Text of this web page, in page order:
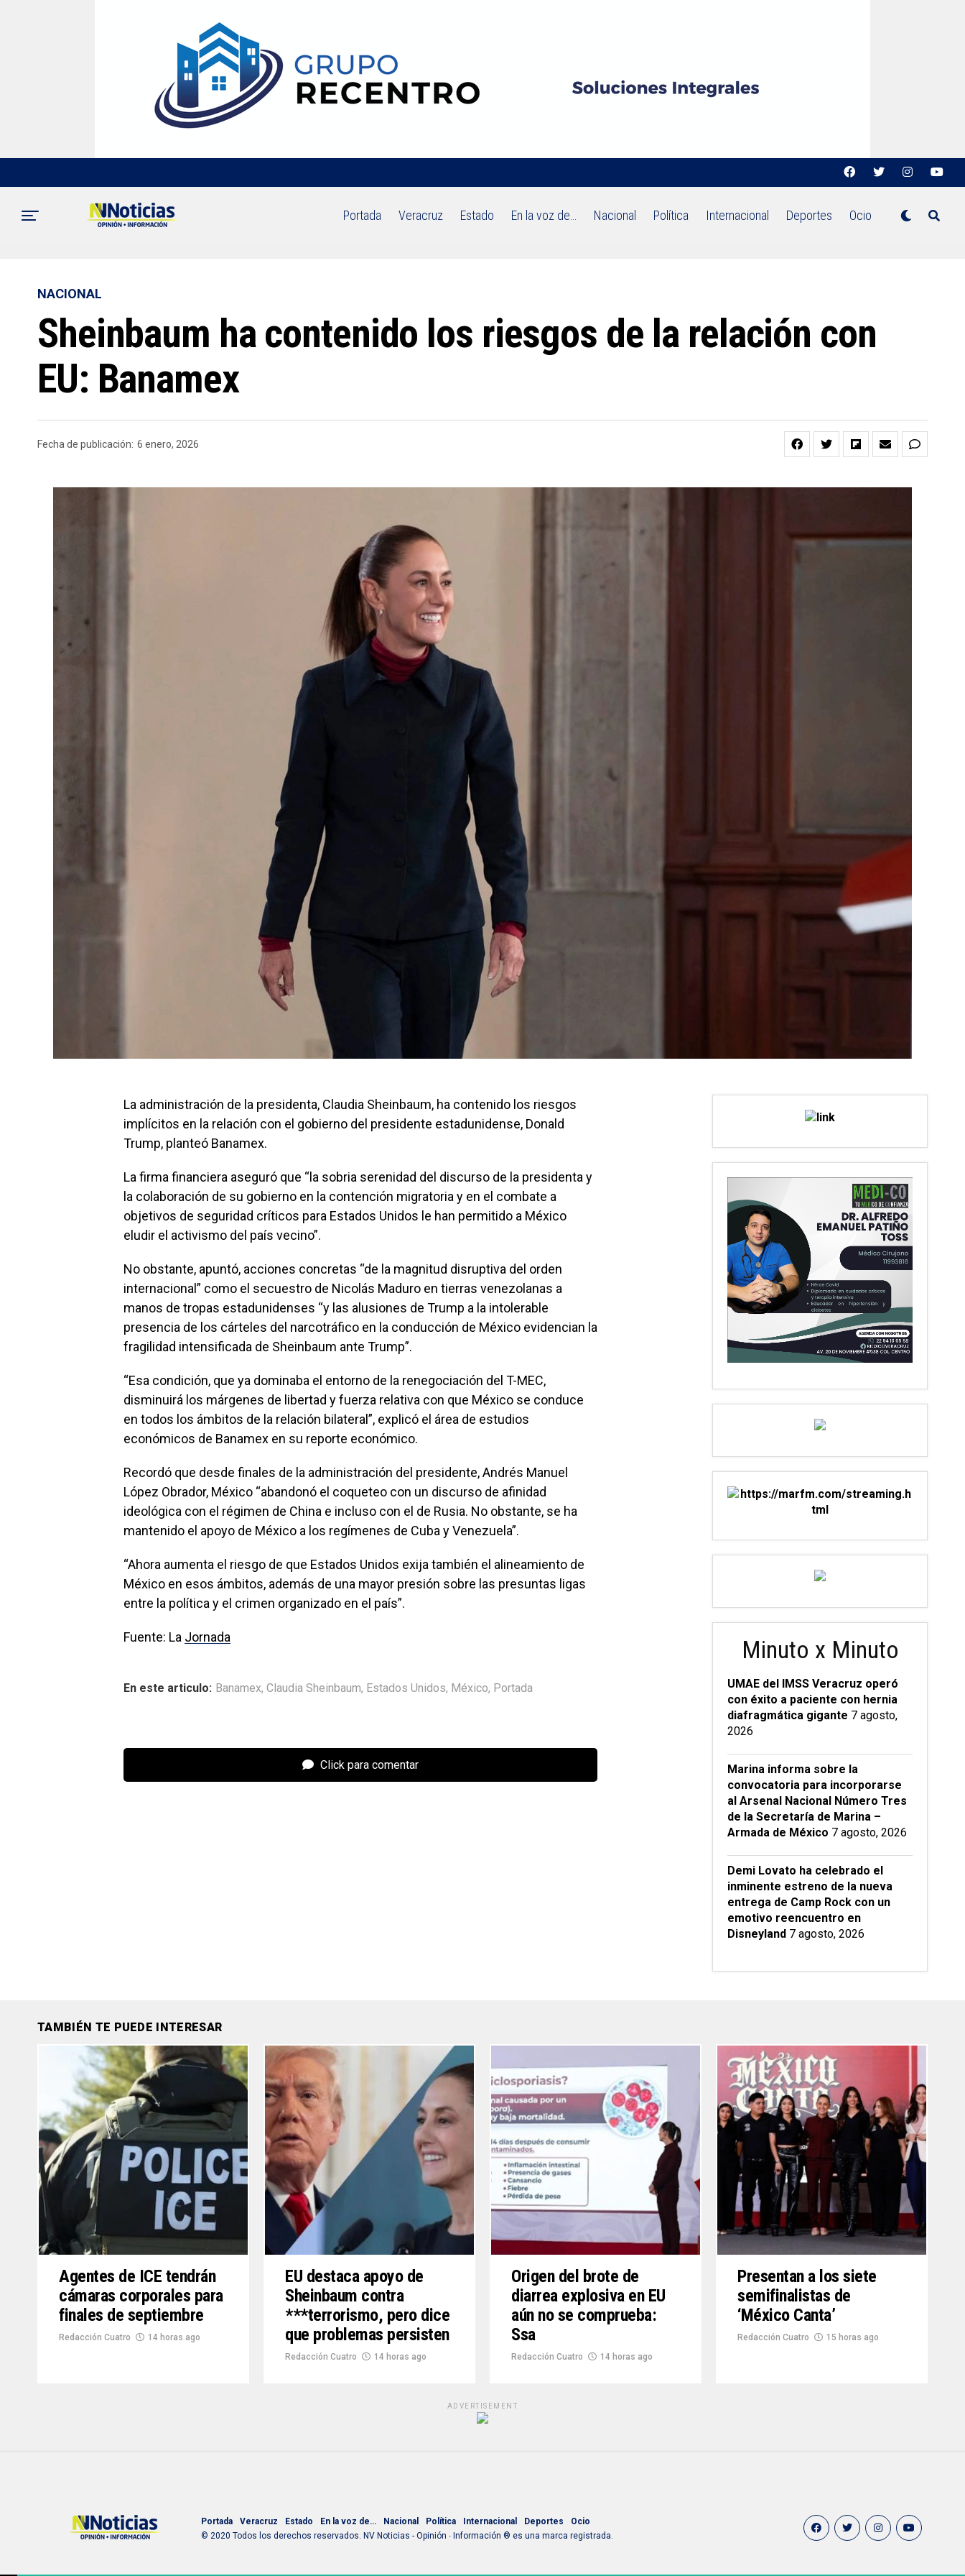
Portada Veracruz Estado En la voz de… Nacional Política Internacional Deportes Ocio
NACIONAL
Sheinbaum ha contenido los riesgos de la relación con
EU: Banamex
Fecha de publicación: 6 enero, 2026
La administración de la presidenta, Claudia Sheinbaum, ha contenido los riesgos
implícitos en la relación con el gobierno del presidente estadunidense, Donald
Trump, planteó Banamex.
La firma financiera aseguró que “la sobria serenidad del discurso de la presidenta y
la colaboración de su gobierno en la contención migratoria y en el combate a
objetivos de seguridad críticos para Estados Unidos le han permitido a México
eludir el activismo del país vecino”.
No obstante, apuntó, acciones concretas “de la magnitud disruptiva del orden
internacional” como el secuestro de Nicolás Maduro en tierras venezolanas a
manos de tropas estadunidenses “y las alusiones de Trump a la intolerable
presencia de los cárteles del narcotráfico en la conducción de México evidencian la
fragilidad intensificada de Sheinbaum ante Trump”.
“Esa condición, que ya dominaba el entorno de la renegociación del T-MEC,
disminuirá los márgenes de libertad y fuerza relativa con que México se conduce
en todos los ámbitos de la relación bilateral”, explicó el área de estudios
económicos de Banamex en su reporte económico.
Recordó que desde finales de la administración del presidente, Andrés Manuel
López Obrador, México “abandonó el coqueteo con un discurso de afinidad
ideológica con el régimen de China e incluso con el de Rusia. No obstante, se ha
mantenido el apoyo de México a los regímenes de Cuba y Venezuela”.
“Ahora aumenta el riesgo de que Estados Unidos exija también el alineamiento de
México en esos ámbitos, además de una mayor presión sobre las presuntas ligas
entre la política y el crimen organizado en el país”.
Fuente: La Jornada
En este articulo: Banamex, Claudia Sheinbaum, Estados Unidos, México, Portada
Click para comentar
Minuto x Minuto
UMAE del IMSS Veracruz operó
con éxito a paciente con hernia
diafragmática gigante 7 agosto,
2026
Marina informa sobre la
convocatoria para incorporarse
al Arsenal Nacional Número Tres
de la Secretaría de Marina –
Armada de México 7 agosto, 2026
Demi Lovato ha celebrado el
inminente estreno de la nueva
entrega de Camp Rock con un
emotivo reencuentro en
Disneyland 7 agosto, 2026
TAMBIÉN TE PUEDE INTERESAR
Agentes de ICE tendrán
cámaras corporales para
finales de septiembre
Redacción Cuatro 14 horas ago
EU destaca apoyo de
Sheinbaum contra
***terrorismo, pero dice
que problemas persisten
Redacción Cuatro 14 horas ago
Origen del brote de
diarrea explosiva en EU
aún no se comprueba:
Ssa
Redacción Cuatro 14 horas ago
Presentan a los siete
semifinalistas de
‘México Canta’
Redacción Cuatro 15 horas ago
ADVERTISEMENT
Portada Veracruz Estado En la voz de… Nacional Política Internacional Deportes
Ocio
© 2020 Todos los derechos reservados. NV Noticias - Opinión ∙ Información ® es una marca registrada.